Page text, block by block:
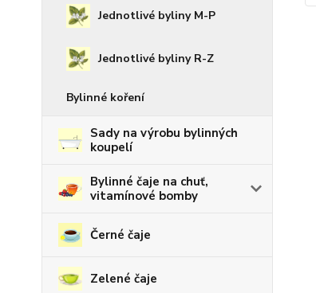
Jednotlivé byliny M-P
Jednotlivé byliny R-Z
Bylinné koření
Sady na výrobu bylinných
koupelí
Bylinné čaje na chuť,
vitamínové bomby
Černé čaje
Zelené čaje